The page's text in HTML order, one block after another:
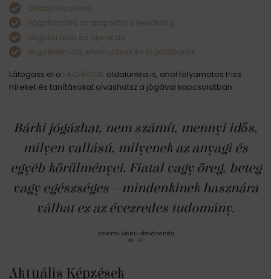
Oktató képzések.
Jógafilozófia az alapoktól a felsőfokig.
Jógaterápia és ájurvéda.
Jógaéletmód, elvonulások és jógatáborok.
Látogass el a FACEBOOK oldalunkra is, ahol folyamatos friss
híreket és tanításokat olvashatsz a jógával kapcsolatban.
Bárki jógázhat, nem számít, mennyi idős,
milyen vallású, milyenek az anyagi és
egyéb körülményei. Fiatal vagy öreg, beteg
vagy egészséges – mindenkinek hasznára
válhat ez az évezredes tudomány.
Szvámí Visnu-dévánanda
Aktuális Képzések